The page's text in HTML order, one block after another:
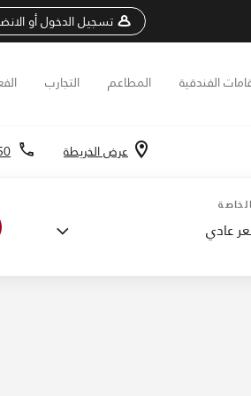
تسجيل الدخول أو
الفندقية المطاعم التجارب
عرض الخريطة
عادي